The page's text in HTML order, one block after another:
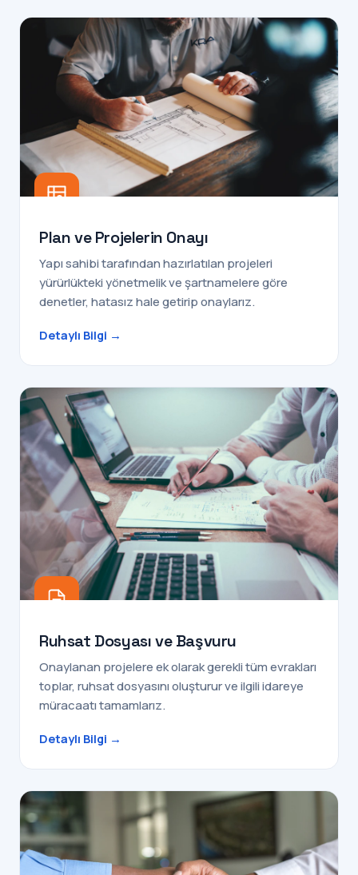
Plan ve Projelerin Onayı
Yapı sahibi tarafından hazırlatılan projeleri
yürürlükteki yönetmelik ve şartnamelere göre
denetler, hatasız hale getirip onaylarız.
Detaylı Bilgi →
Ruhsat Dosyası ve Başvuru
Onaylanan projelere ek olarak gerekli tüm evrakları
toplar, ruhsat dosyasını oluşturur ve ilgili idareye
müracaatı tamamlarız.
Detaylı Bilgi →